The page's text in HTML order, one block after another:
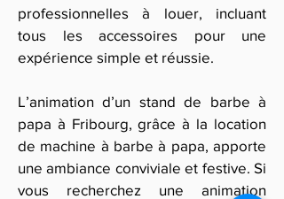
professionnelles à louer, incluant
tous les accessoires pour une
expérience simple et réussie.
L’animation d’un stand de barbe à
papa à Fribourg, grâce à la location
de machine à barbe à papa, apporte
une ambiance conviviale et festive. Si
vous recherchez une animation